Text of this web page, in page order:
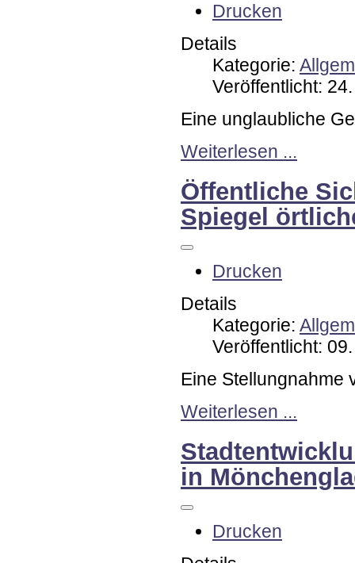
Drucken
Details
Kategorie:
Veröffentlicht:
Eine unglaubliche
Weiterlesen ...
Öffentliche
Spiegel
Drucken
Details
Kategorie:
Veröffentlicht:
Eine Stellungnahme
Weiterlesen ...
in
Drucken